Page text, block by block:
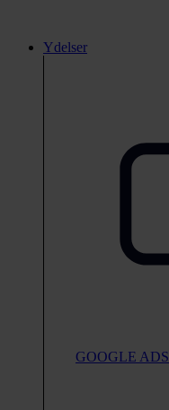
Ydelser
GOOGLE ADS